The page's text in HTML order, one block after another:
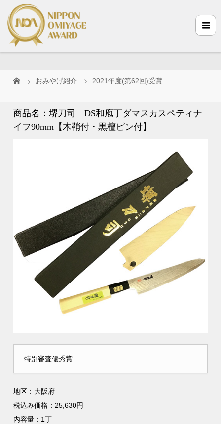
おみやげ紹介 2021年度(第62回)受賞
商品名：堺刀司 DS和庖丁ダマスカスペティナ
イフ90mm【木鞘付・黒檀ピン付】
特別審査優秀賞
地区：大阪府
税込み価格：25,630円
内容量：1丁